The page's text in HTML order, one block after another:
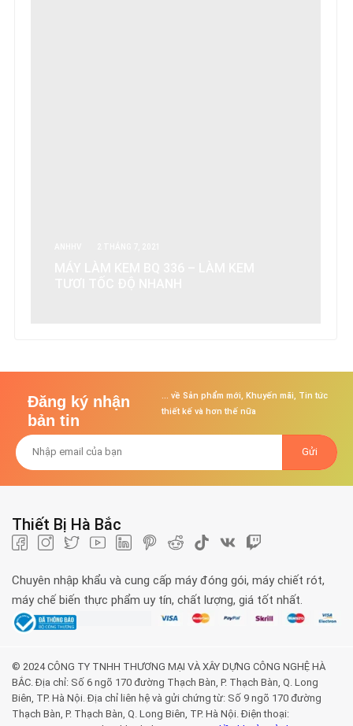
Đăng ký nhận
bản tin
... về Sản phẩm mới, Khuyến mãi, Tin tức
thiết kế và hơn thế nữa
Thiết Bị Hà Bắc
Chuyên nhập khẩu và cung cấp máy đóng gói, máy chiết rót,
máy chế biến thực phẩm uy tín, chất lượng, giá tốt nhất.
© 2024 CÔNG TY TNHH THƯƠNG MẠI VÀ XÂY DỰNG CÔNG NGHỆ HÀ
BẮC. Địa chỉ: Số 6 ngõ 170 đường Thạch Bàn, P. Thạch Bàn, Q. Long
Biên, TP. Hà Nội. Địa chỉ liên hệ và gửi chứng từ: Số 9 ngõ 170 đường
Thạch Bàn, P. Thạch Bàn, Q. Long Biên, TP. Hà Nội. Điện thoại: